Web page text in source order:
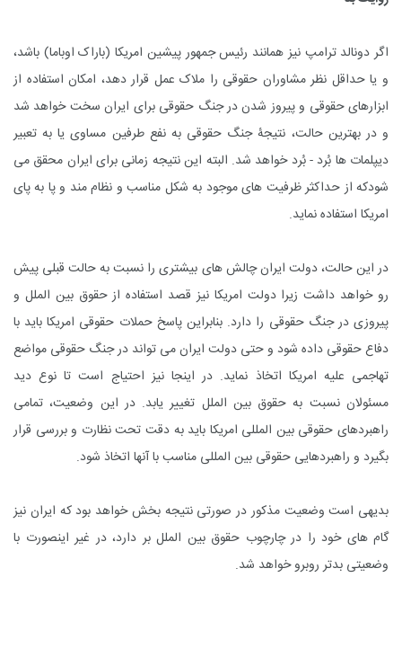
اگر دونالد ترامپ نیز همانند رئیس جمهور پیشین امریکا (باراک اوباما) باشد،
و یا حداقل نظر مشاوران حقوقی را ملاک عمل قرار دهد، امکان استفاده از
ابزارهای حقوقی و پیروز شدن در جنگ حقوقی برای ایران سخت خواهد شد
و در بهترین حالت، نتیجۀ جنگ حقوقی به نفع طرفین مساوی یا به تعبیر
دیپلمات ها بُرد - بُرد خواهد شد. البته این نتیجه زمانی برای ایران محقق می
شودکه از حداکثر ظرفیت های موجود به شکل مناسب و نظام مند و پا به پای
امریکا استفاده نماید.
در این حالت، دولت ایران چالش های بیشتری را نسبت به حالت قبلی پیش
رو خواهد داشت زیرا دولت امریکا نیز قصد استفاده از حقوق بین الملل و
پیروزی در جنگ حقوقی را دارد. بنابراین پاسخ حملات حقوقی امریکا باید با
دفاع حقوقی داده شود و حتی دولت ایران می تواند در جنگ حقوقی مواضع
تهاجمی علیه امریکا اتخاذ نماید. در اینجا نیز احتیاج است تا نوع دید
مسئولان نسبت به حقوق بین الملل تغییر یابد. در این وضعیت، تمامی
راهبردهای حقوقی بین المللی امریکا باید به دقت تحت نظارت و بررسی قرار
بگیرد و راهبردهایی حقوقی بین المللی مناسب با آنها اتخاذ شود.
بدیهی است وضعیت مذکور در صورتی نتیجه بخش خواهد بود که ایران نیز
گام های خود را در چارچوب حقوق بین الملل بر دارد، در غیر اینصورت با
وضعیتی بدتر روبرو خواهد شد.